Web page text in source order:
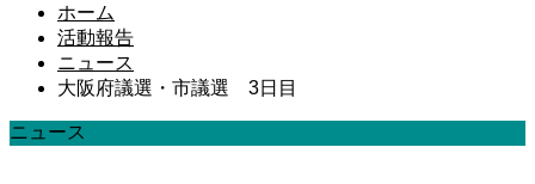
ホーム
活動報告
ニュース
大阪府議選・市議選 3日目
ニュース